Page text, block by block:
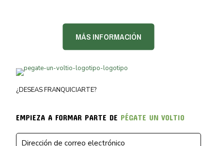
MÁS INFORMACIÓN
¿DESEAS FRANQUICIARTE?
EMPIEZA A FORMAR PARTE DE PÉGATE UN VOLTIO